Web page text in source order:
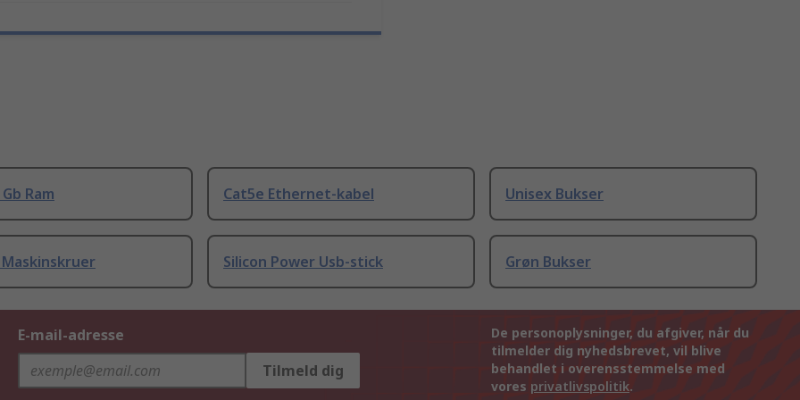
Ram Cat5e Ethernet-kabel Unisex Bukser
Silicon Power Usb-stick Grøn Bukser
E-mail-adresse
Tilmeld dig
De personoplysninger, du afgiver, når du
tilmelder dig nyhedsbrevet, vil blive
behandlet i overensstemmelse med
vores privatlivspolitik.